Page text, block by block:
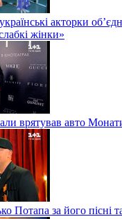
акторки
жінки»
врятував авто
Потапа за його пісні